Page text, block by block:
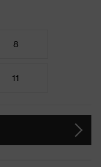
8
11